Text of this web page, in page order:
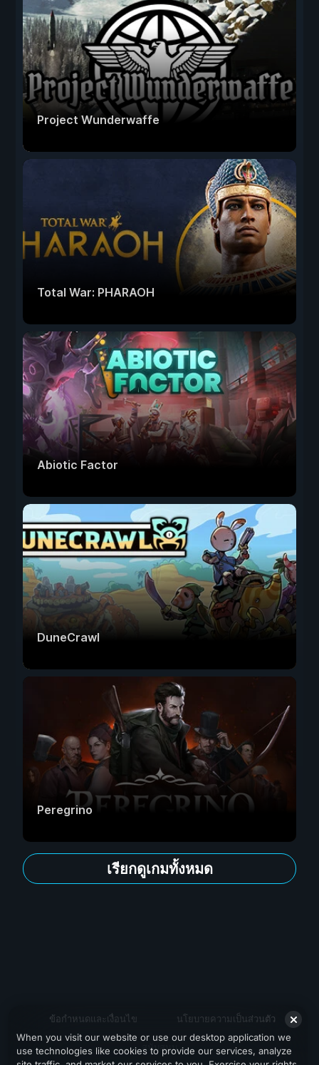
Project Wunderwaffe
Total War: PHARAOH
Abiotic Factor
DuneCrawl
Peregrino
เรียกดูเกมทั้งหมด
ข้อกำหนดและเงื่อนไข นโยบายความเป็นส่วนตัว
สนับสนุน
When you visit our website or use our desktop application we
use technologies like cookies to provide our services, analyze